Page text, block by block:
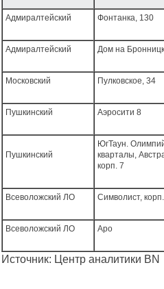
Адмиралтейский Фонтанка, 130
Адмиралтейский Дом на
Московский Пулковское, 34
Пушкинский Аэросити 8
Пушкинский
ЮгТаун.
кварталы,
корп. 7
Всеволожский ЛО Символист,
Всеволожский ЛО Аро
Источник: Центр аналитики BN